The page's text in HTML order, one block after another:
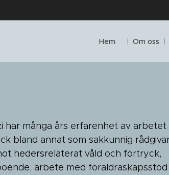
Hem Om oss
har många års erfarenhet av arbetet
bland annat som sakkunnig
hedersrelaterat våld och förtryck,
arbete med